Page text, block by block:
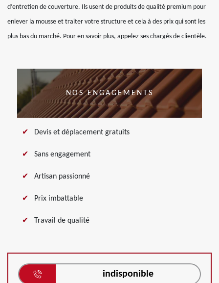
d’entretien de couverture. Ils usent de produits de qualité premium pour
enlever la mousse et traiter votre structure et cela à des prix qui sont les
plus bas du marché. Pour en savoir plus, appelez ses chargés de clientèle.
NOS ENGAGEMENTS
Devis et déplacement gratuits
Sans engagement
Artisan passionné
Prix imbattable
Travail de qualité
indisponible